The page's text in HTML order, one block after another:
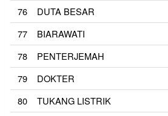
76
DUTA BESAR
77
BIARAWATI
78
PENTERJEMAH
79
DOKTER
80
TUKANG LISTRIK